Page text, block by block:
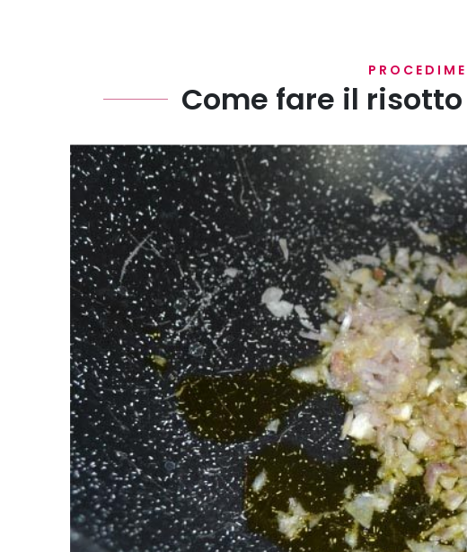
Come fare il
Fatte soffriggere la cipolla con poco burro e olio